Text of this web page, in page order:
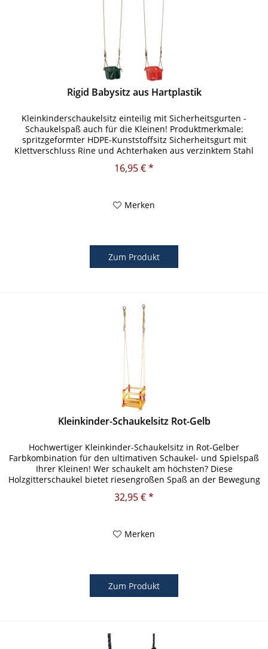
Rigid Babysitz aus Hartplastik
Kleinkinderschaukelsitz einteilig mit Sicherheitsgurten -
Schaukelspaß auch für die Kleinen! Produktmerkmale:
spritzgeformter HDPE-Kunststoffsitz Sicherheitsgurt mit
Klettverschluss Rine und Achterhaken aus verzinktem Stahl
16,95 € *
Merken
Zum Produkt
Kleinkinder-Schaukelsitz Rot-Gelb
Hochwertiger Kleinkinder-Schaukelsitz in Rot-Gelber
Farbkombination für den ultimativen Schaukel- und Spielspaß
Ihrer Kleinen! Wer schaukelt am höchsten? Diese
Holzgitterschaukel bietet riesengroßen Spaß an der Bewegung
32,95 € *
Merken
Zum Produkt